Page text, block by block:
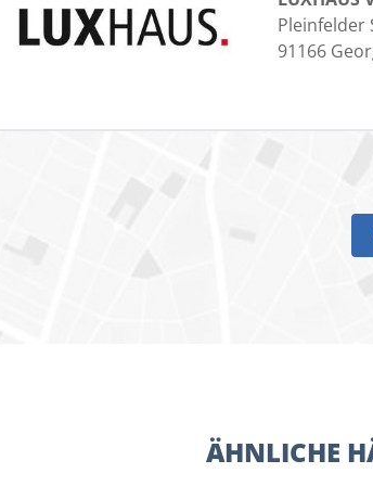
Pleinfelder
91166
ÄHNLICHE